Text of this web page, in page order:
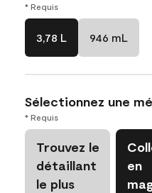
* Requis
3,78 L 946 mL
Sélectionnez une
* Requis
Trouvez le
détaillant
le plus
en